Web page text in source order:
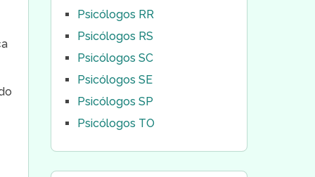
Psicólogos RR
Psicólogos RS
Psicólogos SC
Psicólogos SE
Psicólogos SP
Psicólogos TO